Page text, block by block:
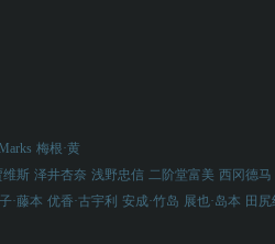
梅根·黄
维斯 泽井杏奈 浅野忠信 二阶堂富美 西冈德马
·藤本 优香·古宇利 安成·竹岛 展也·岛本 田尻